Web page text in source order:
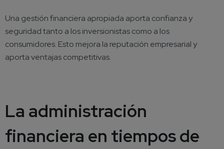
Una gestión financiera apropiada aporta confianza y
seguridad tanto a los inversionistas como a los
consumidores. Esto mejora la reputación empresarial y
aporta ventajas competitivas.
La administración
financiera en tiempos de